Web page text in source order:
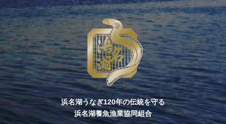
浜名湖うなぎ120年の伝統を守る
浜名湖養魚漁業協同組合